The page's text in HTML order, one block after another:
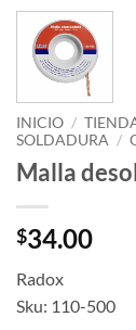
INICIO /
SOLDADURA /
Malla
$34.00
Radox
Sku: 110-500